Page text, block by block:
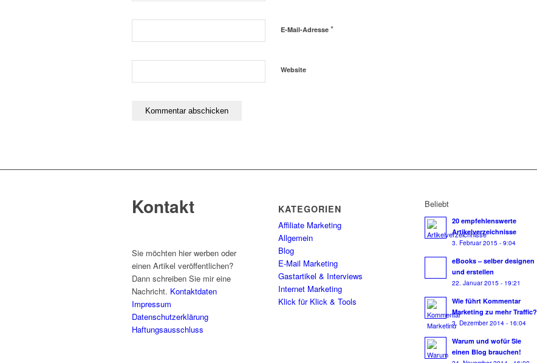
E-Mail-Adresse *
Website
Kontakt
Sie möchten hier werben oder
einen Artikel veröffentlichen?
Dann schreiben Sie mir eine
Nachricht. Kontaktdaten
Impressum
Datenschutzerklärung
Haftungsausschluss
KATEGORIEN
Affiliate Marketing
Allgemein
Blog
E-Mail Marketing
Gastartikel & Interviews
Internet Marketing
Klick für Klick & Tools
Beliebt
20 empfehlenswerte
Artikelverzeichnisse
3. Februar 2015 - 9:04
eBooks – selber designen
und erstellen
22. Januar 2015 - 19:21
Wie führt Kommentar
Marketing zu mehr Traffic?
3. Dezember 2014 - 16:04
Warum und wofür Sie
einen Blog brauchen!